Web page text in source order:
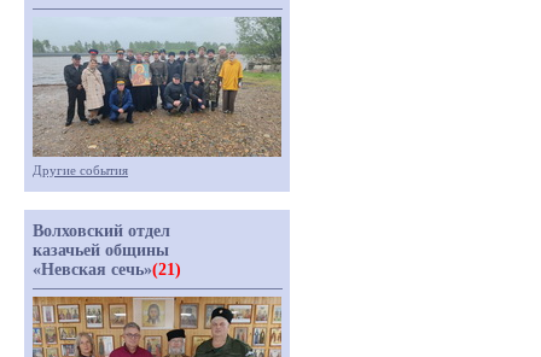
Другие события
Волховский отдел
казачьей общины
«Невская сечь»(21)